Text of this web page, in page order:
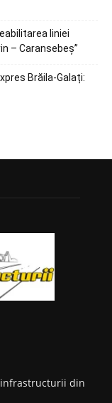
liniei
– Caransebeș”
Brăila-Galați:
din